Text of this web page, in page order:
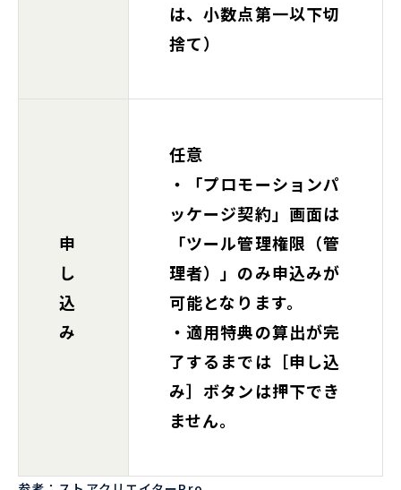
は、小数点第一以下切
捨て）
申
し
込
み
任意
・「プロモーションパ
ッケージ契約」画面は
「ツール管理権限（管
理者）」のみ申込みが
可能となります。
・適用特典の算出が完
了するまでは［申し込
み］ボタンは押下でき
ません。